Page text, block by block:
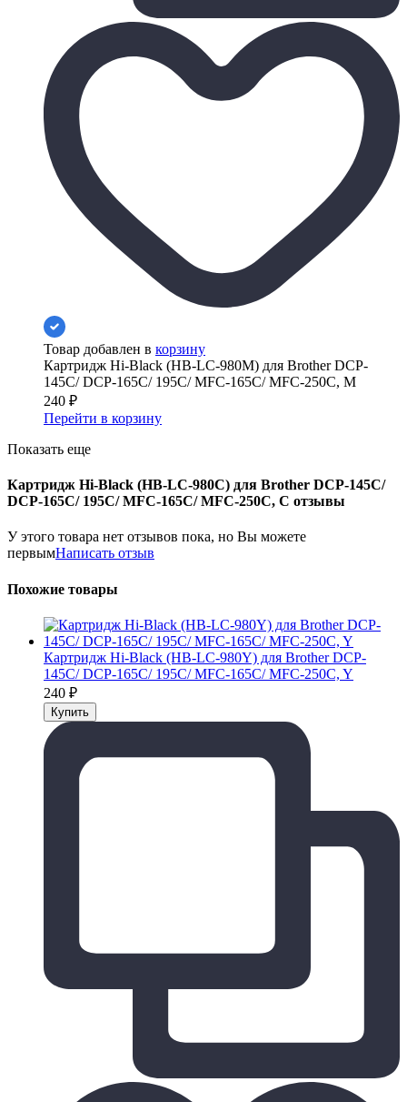
Товар добавлен в корзину
Картридж Hi-Black (HB-LC-980M) для Brother DCP-
145C/ DCP-165С/ 195C/ MFC-165C/ MFC-250C, M
240 ₽
Перейти в корзину
Показать еще
Картридж Hi-Black (HB-LC-980C) для Brother DCP-145C/
DCP-165С/ 195C/ MFC-165C/ MFC-250C, C отзывы
У этого товара нет отзывов пока, но Вы можете
первымНаписать отзыв
Похожие товары
Картридж Hi-Black (HB-LC-980Y) для Brother DCP-
145C/ DCP-165С/ 195C/ MFC-165C/ MFC-250C, Y
240 ₽